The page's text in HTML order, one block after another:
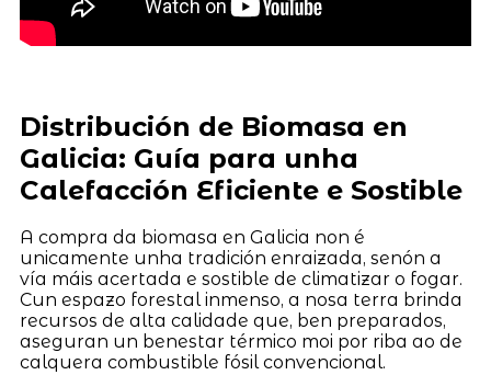
Distribución de Biomasa en
Galicia: Guía para unha
Calefacción Eficiente e Sostible
A compra da biomasa en Galicia non é
unicamente unha tradición enraizada, senón a
vía máis acertada e sostible de climatizar o fogar.
Cun espazo forestal inmenso, a nosa terra brinda
recursos de alta calidade que, ben preparados,
aseguran un benestar térmico moi por riba ao de
calquera combustible fósil convencional.